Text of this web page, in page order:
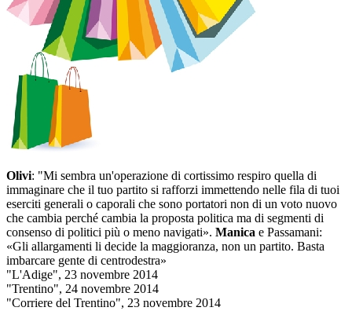
Olivi: "Mi sembra un'operazione di cortissimo respiro quella di
immaginare che il tuo partito si rafforzi immettendo nelle fila di tuoi
eserciti generali o caporali che sono portatori non di un voto nuovo
che cambia perché cambia la proposta politica ma di segmenti di
consenso di politici più o meno navigati». Manica e Passamani:
«Gli allargamenti li decide la maggioranza, non un partito. Basta
imbarcare gente di centrodestra»
"L'Adige", 23 novembre 2014
"Trentino", 24 novembre 2014
"Corriere del Trentino", 23 novembre 2014